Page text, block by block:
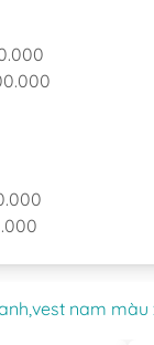
vest nam màu